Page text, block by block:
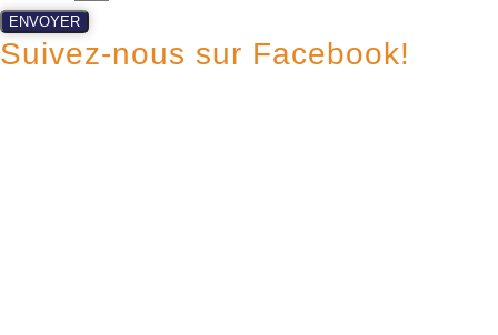
ENVOYER
Suivez-nous sur Facebook!